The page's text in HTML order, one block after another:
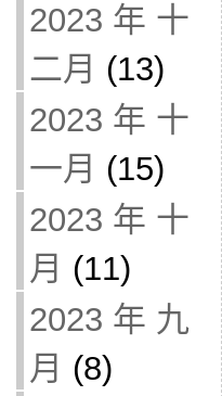
2023 年 十
二月 (13)
2023 年 十
一月 (15)
2023 年 十
月 (11)
2023 年 九
月 (8)